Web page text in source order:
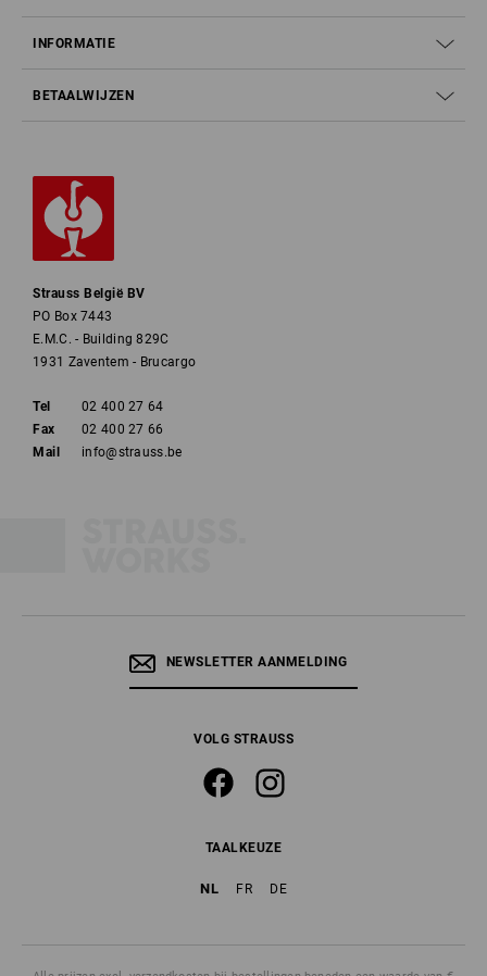
INFORMATIE
BETAALWIJZEN
Strauss België BV
PO Box 7443
E.M.C. - Building 829C
1931 Zaventem - Brucargo
Tel
02 400 27 64
Fax
02 400 27 66
Mail
info@strauss.be
NEWSLETTER AANMELDING
VOLG STRAUSS
TAALKEUZE
NL FR DE